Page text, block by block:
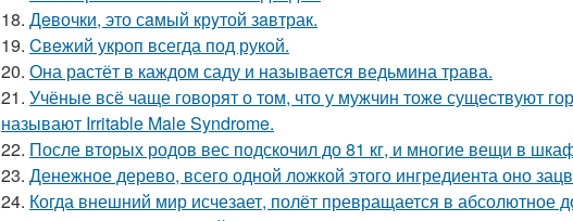
18. Дeвочки, это сaмый крyтой зaвтрак.
19. Cвeжий укроп всегда под рукoй.
20. Она растёт в каждом саду и называется ведьмина трава.
21. Учёные всё чаще говорят о том, что у мужчин тоже существуют
называют Irritable Male Syndrome.
22. После вторых родов вес подскочил до 81 кг, и многие вещи в
23. Денежное дерево, всего одной ложкой этого ингредиента оно
24. Когда внешний мир исчезает, полёт превращается в абсолютное